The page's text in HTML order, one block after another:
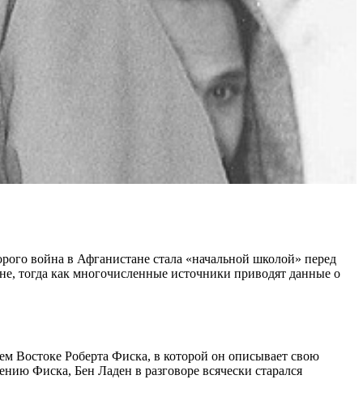
война в Афганистане стала «начальной школой» перед
тогда как многочисленные источники приводят данные о
Востоке Роберта Фиска, в которой он описывает свою
Фиска, Бен Ладен в разговоре всячески старался